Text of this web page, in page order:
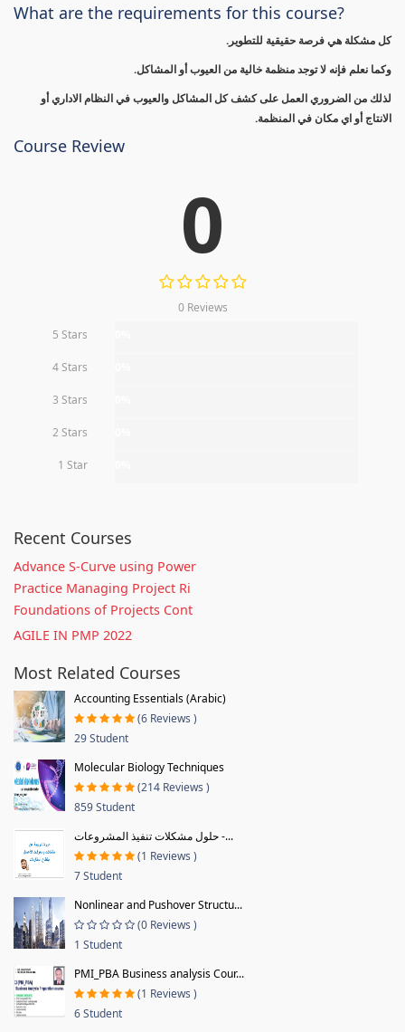
What are the requirements for this course?
كل مشكلة هي فرصة حقيقية للتطوير.
وكما نعلم فإنه لا توجد منظمة خالية من العيوب أو المشاكل.
لذلك من الضروري العمل على كشف كل المشاكل والعيوب في النظام الاداري أو
الانتاج أو اي مكان في المنظمة.
Course Review
0
0 Reviews
5 Stars
4 Stars
3 Stars
2 Stars
1 Star
Recent Courses
Advance S-Curve using Power
Practice Managing Project Ri
Foundations of Projects Cont
AGILE IN PMP 2022
Most Related Courses
Accounting Essentials (Arabic)
(6 Reviews )
29 Student
Molecular Biology Techniques
(214 Reviews )
859 Student
حلول مشكلات تنفيذ المشروعات -...
(1 Reviews )
7 Student
Nonlinear and Pushover Structu...
(0 Reviews )
1 Student
PMI_PBA Business analysis Cour...
(1 Reviews )
6 Student